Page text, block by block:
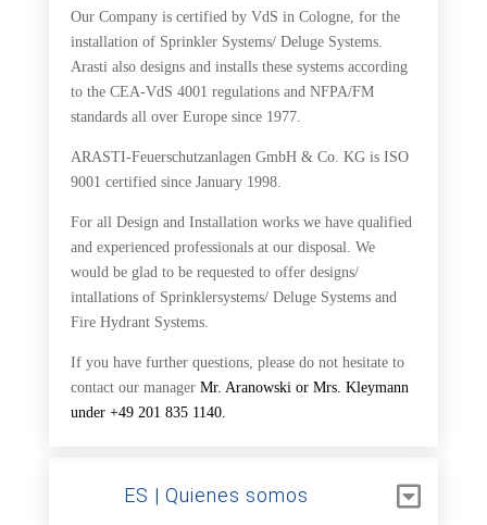
Our Company is certified by VdS in Cologne, for the
installation of Sprinkler Systems/ Deluge Systems.
Arasti also designs and installs these systems according
to the CEA-VdS 4001 regulations and NFPA/FM
standards all over Europe since 1977.
ARASTI-Feuerschutzanlagen GmbH & Co. KG is ISO
9001 certified since January 1998.
For all Design and Installation works we have qualified
and experienced professionals at our disposal. We
would be glad to be requested to offer designs/
intallations of Sprinklersystems/ Deluge Systems and
Fire Hydrant Systems.
If you have further questions, please do not hesitate to
contact our manager Mr. Aranowski or Mrs. Kleymann
under +49 201 835 1140.
ES | Quienes somos